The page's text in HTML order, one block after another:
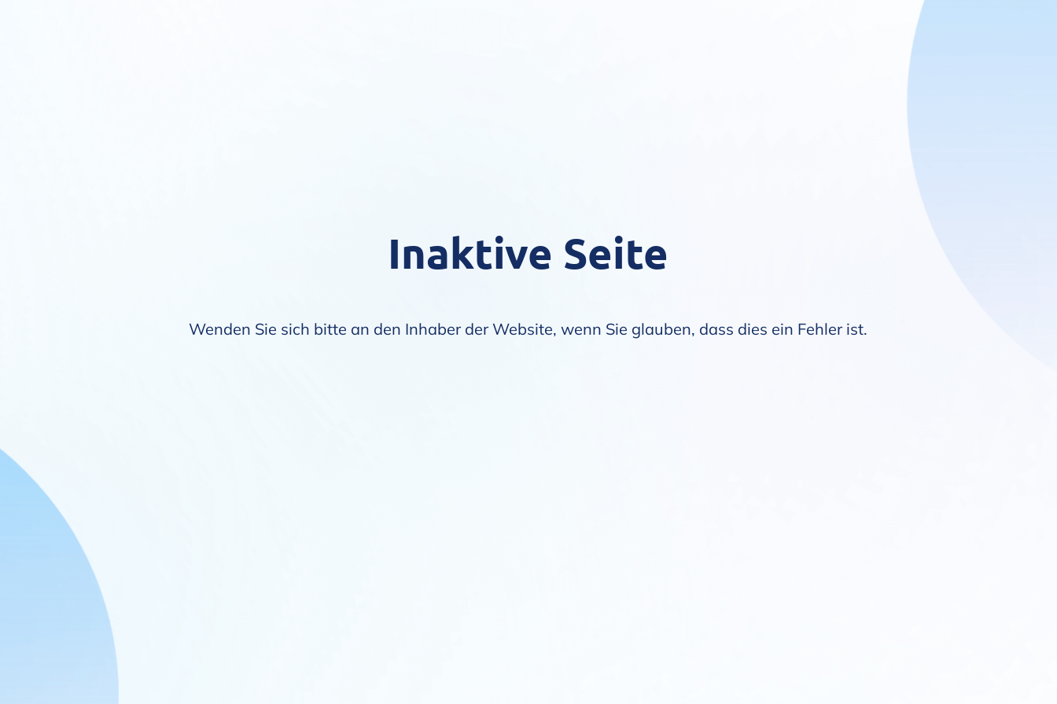
Inaktive Seite
Wenden Sie sich bitte an den Inhaber der Website, wenn Sie glauben, dass dies ein Fehler ist.